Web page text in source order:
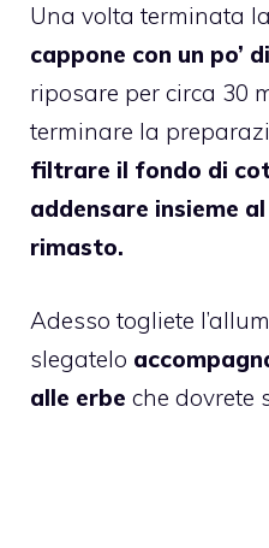
Una volta terminata
cappone con un po’
riposare per circa 30
terminare la
filtrare il fondo di
addensare insieme
rimasto.
Adesso togliete
slegatelo
alle erbe che dovrete